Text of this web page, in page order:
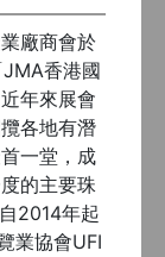
廠商會於
香港國
年來展會
各地有潛
一堂，成
的主要珠
2014年起
業協會UFI